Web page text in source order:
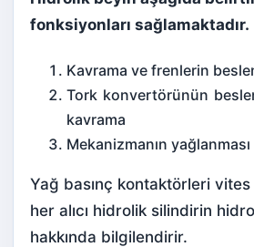
fonksiyonları sağlamaktadır.
Kavrama ve frenlerin
Tork konvertörünün
kavrama
Mekanizmanın yağlanması
Yağ basınç kontaktörleri
her alıcı hidrolik silindirin
hakkında bilgilendirir.